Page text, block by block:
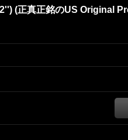
(正真正銘のUS Original